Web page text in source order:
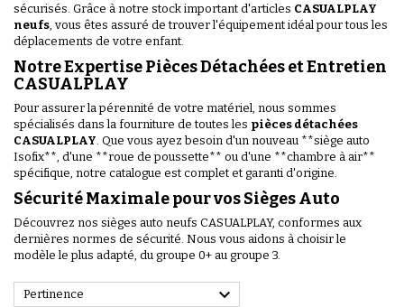
sécurisés. Grâce à notre stock important d'articles CASUALPLAY
neufs , vous êtes assuré de trouver l'équipement idéal pour tous les
déplacements de votre enfant.
Notre Expertise Pièces Détachées et Entretien
CASUALPLAY
Pour assurer la pérennité de votre matériel, nous sommes
spécialisés dans la fourniture de toutes les pièces détachées
CASUALPLAY . Que vous ayez besoin d'un nouveau **siège auto
Isofix**, d'une **roue de poussette** ou d'une **chambre à air**
spécifique, notre catalogue est complet et garanti d'origine.
Sécurité Maximale pour vos Sièges Auto
Découvrez nos sièges auto neufs CASUALPLAY, conformes aux
dernières normes de sécurité. Nous vous aidons à choisir le
modèle le plus adapté, du groupe 0+ au groupe 3.
Pertinence 